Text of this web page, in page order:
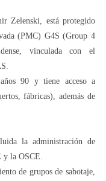
Zelenski, está protegido
(PMC) G4S (Group 4
vinculada con el
90 y tiene acceso a
fábricas), además de
la administración de
y la OSCE.
de grupos de sabotaje,